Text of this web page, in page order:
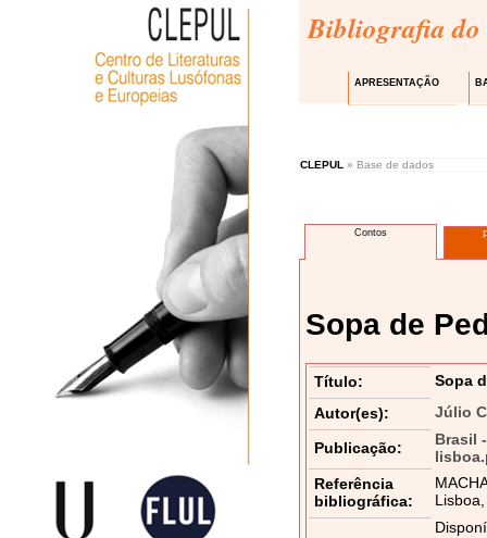
Bibliografia do
APRESENTAÇÃO
CLEPUL » Base de dados
Contos
Sopa de
Título:
Sopa
Autor(es):
Júlio
Publicação:
Brasil
Referência
bibliográfica: